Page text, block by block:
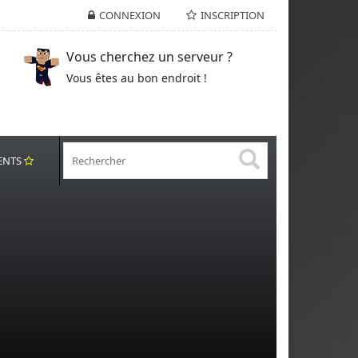
CONNEXION INSCRIPTION
Vous cherchez un serveur ?
Vous êtes au bon endroit !